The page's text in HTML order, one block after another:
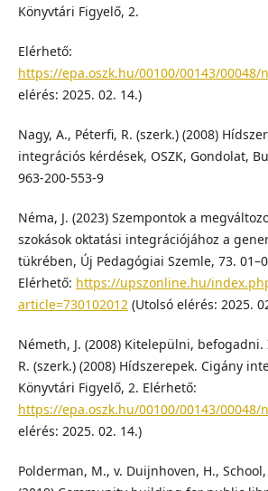
Könyvtári Figyelő, 2.
Elérhető:
https://epa.oszk.hu/00100/00143/00048/
elérés: 2025. 02. 14.)
Nagy, A., Péterfi, R. (szerk.) (2008)
integrációs kérdések, OSZK, Gondolat,
963-200-553-9
Néma, J. (2023) Szempontok a
szokások oktatási integrációjához a
tükrében, Új Pedagógiai Szemle, 73.
Elérhető: https://upszonline.hu/
article=730102012(Utolsó elérés: 2025.
Németh, J. (2008) Kitelepülni, befogadni.
R. (szerk.) (2008) Hídszerepek. Cigány
Könyvtári Figyelő, 2. Elérhető:
https://epa.oszk.hu/00100/00143/00048/
elérés: 2025. 02. 14.)
Polderman, M., v. Duijnhoven, H., School,